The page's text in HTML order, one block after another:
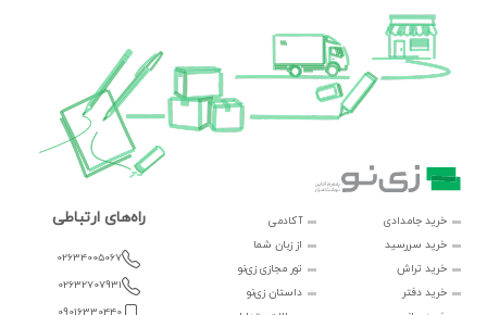
خرید جامدادی
خرید سررسید
خرید تراش
خرید دفتر
آکادمی
از زبان شما
تور مجازی زی‌نو
داستان زی‌نو
راه‌های ارتباطی
02634005067
02632707931
09016330440